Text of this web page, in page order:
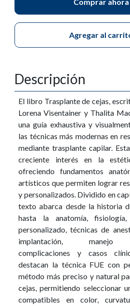
Comprar ahora
Agregar al
Descripción
El libro Trasplante de cejas,
Lorena Visentainer y Thalita
una guía exhaustiva y
las técnicas más modernas en
mediante trasplante capilar.
creciente interés en la
ofreciendo fundamentos
artísticos que permiten lograr
y personalizados. Dividido en
texto abarca desde la historia
hasta la anatomía, fisiología,
personalizado, técnicas de
implantación, manejo
complicaciones y casos
destacan la técnica FUE con
método más preciso y natural
cejas, permitiendo seleccionar
compatibles en color,